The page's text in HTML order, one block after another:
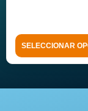
SELECCIONAR